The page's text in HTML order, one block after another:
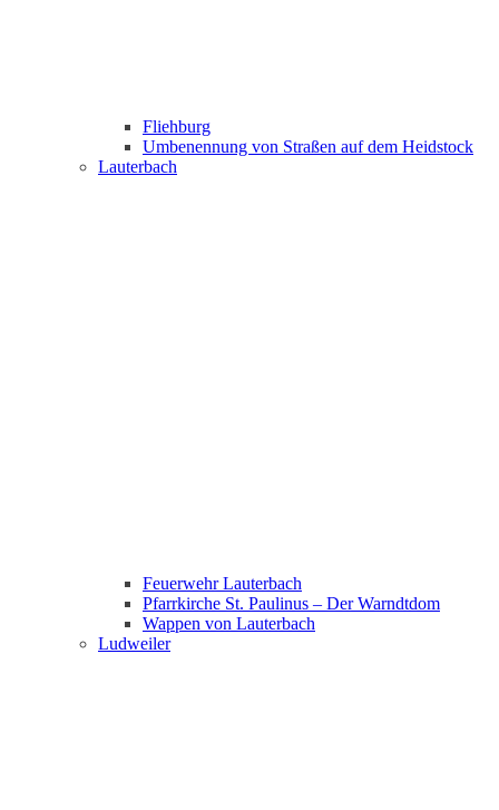
Fliehburg
Umbenennung von Straßen auf dem Heidstock
Lauterbach
Feuerwehr Lauterbach
Pfarrkirche St. Paulinus – Der Warndtdom
Wappen von Lauterbach
Ludweiler